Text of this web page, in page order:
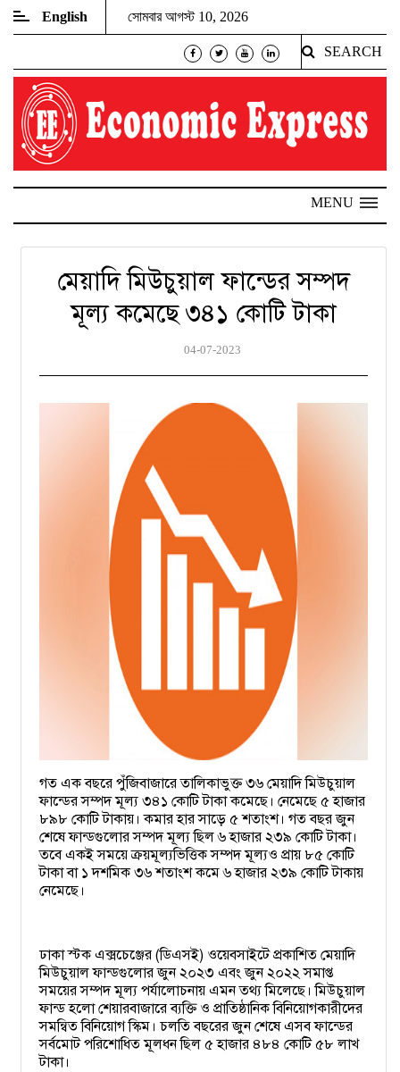
English সোমবার আগস্ট 10, 2026
SEARCH
MENU
মেয়াদি মিউচুয়াল ফান্ডের সম্পদ
মূল্য কমেছে ৩৪১ কোটি টাকা
04-07-2023
গত এক বছরে পুঁজিবাজারে তালিকাভুক্ত ৩৬ মেয়াদি মিউচুয়াল
ফান্ডের সম্পদ মূল্য ৩৪১ কোটি টাকা কমেছে। নেমেছে ৫ হাজার
৮৯৮ কোটি টাকায়। কমার হার সাড়ে ৫ শতাংশ। গত বছর জুন
শেষে ফান্ডগুলোর সম্পদ মূল্য ছিল ৬ হাজার ২৩৯ কোটি টাকা।
তবে একই সময়ে ক্রয়মূল্যভিত্তিক সম্পদ মূল্যও প্রায় ৮৫ কোটি
টাকা বা ১ দশমিক ৩৬ শতাংশ কমে ৬ হাজার ২৩৯ কোটি টাকায়
নেমেছে।
ঢাকা স্টক এক্সচেঞ্জের (ডিএসই) ওয়েবসাইটে প্রকাশিত মেয়াদি
মিউচুয়াল ফান্ডগুলোর জুন ২০২৩ এবং জুন ২০২২ সমাপ্ত
সময়ের সম্পদ মূল্য পর্যালোচনায় এমন তথ্য মিলেছে। মিউচুয়াল
ফান্ড হলো শেয়ারবাজারে ব্যক্তি ও প্রাতিষ্ঠানিক বিনিয়োগকারীদের
সমন্বিত বিনিয়োগ স্কিম। চলতি বছরের জুন শেষে এসব ফান্ডের
সর্বমোট পরিশোধিত মূলধন ছিল ৫ হাজার ৪৮৪ কোটি ৫৮ লাখ
টাকা।